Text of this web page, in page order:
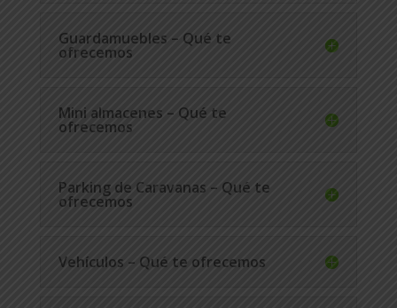
Guardamuebles – Qué te
ofrecemos
Mini almacenes – Qué te
ofrecemos
Parking de Caravanas – Qué te
ofrecemos
Vehículos – Qué te ofrecemos